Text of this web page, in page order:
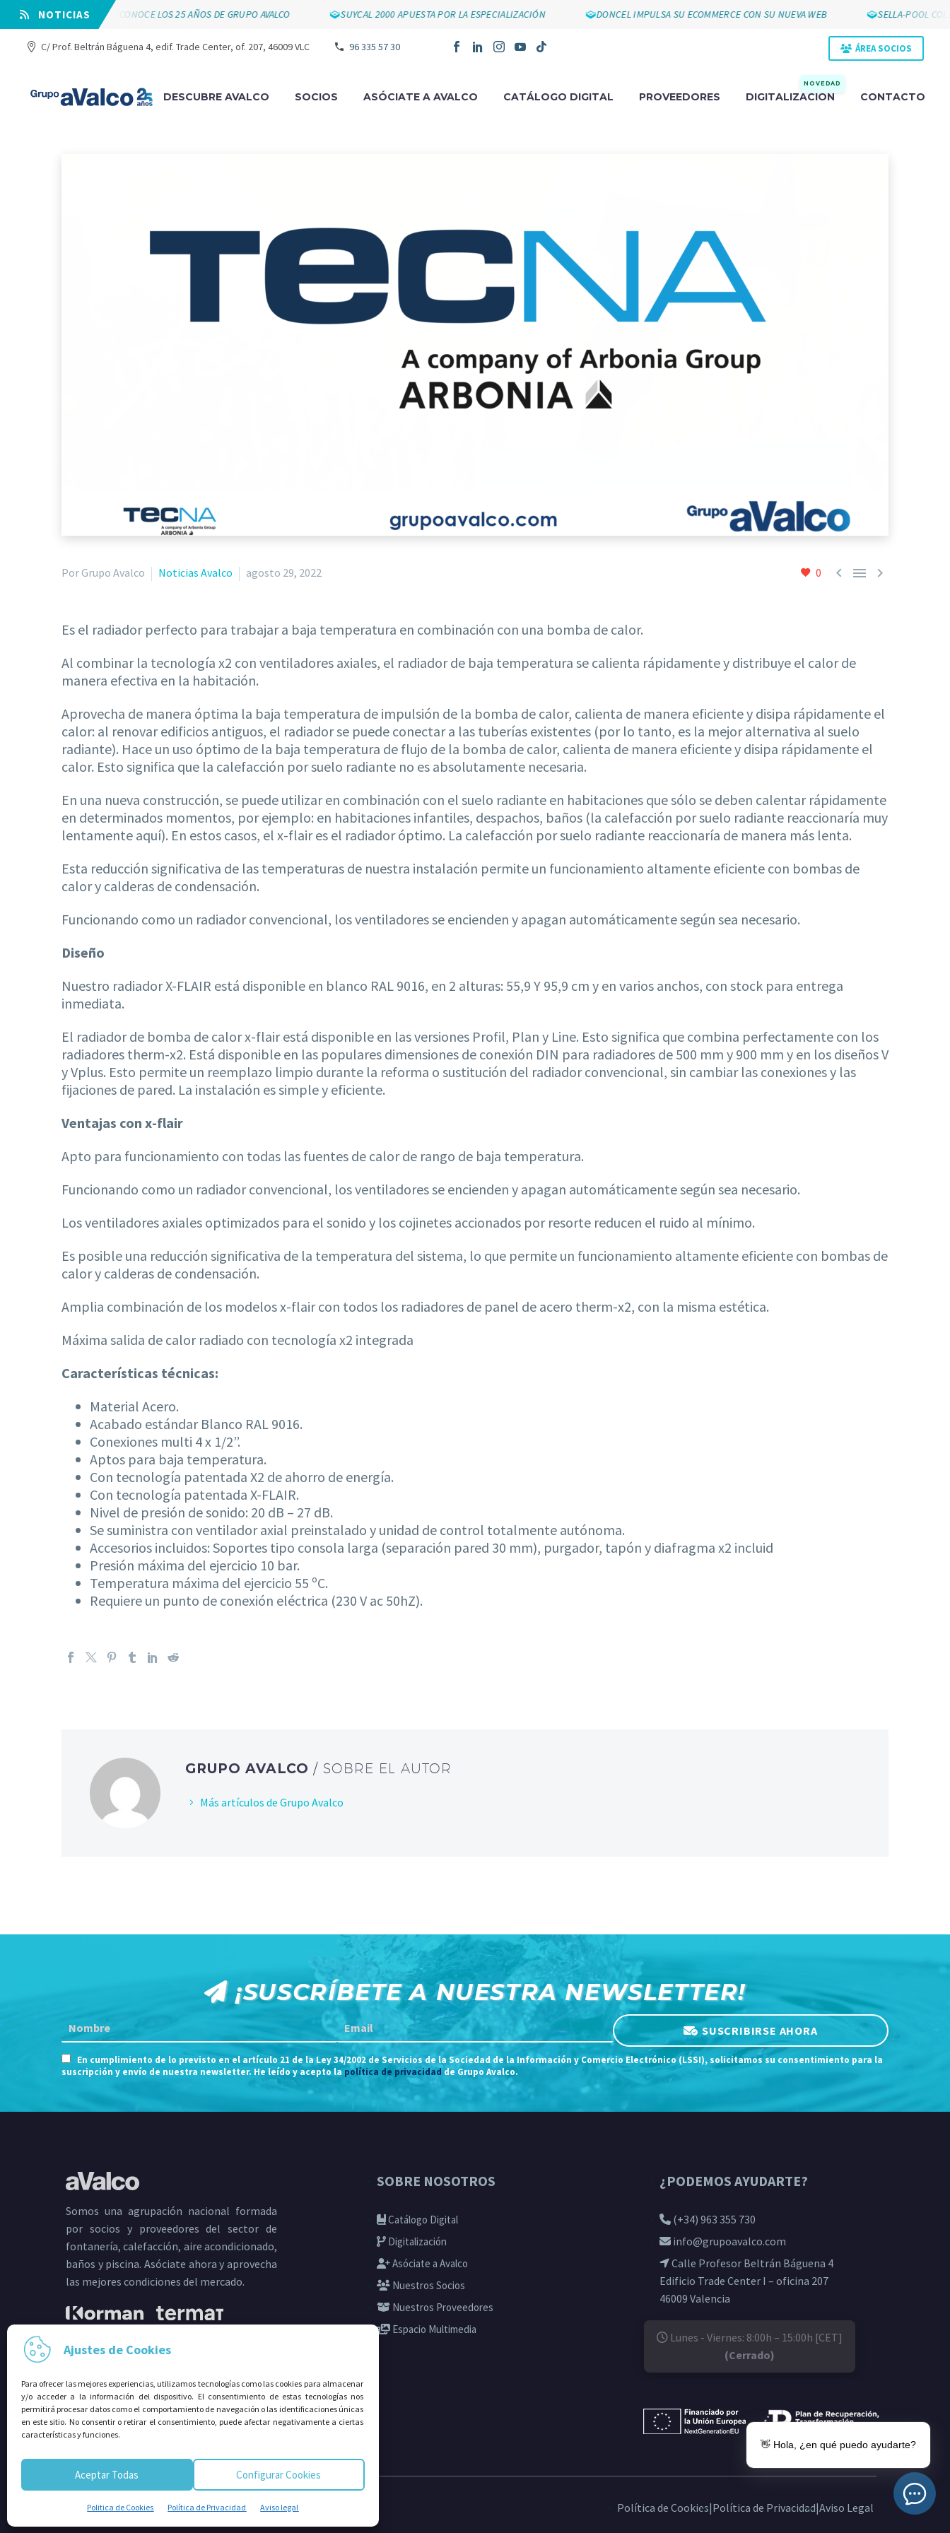
Ajustes de Cookies
Para ofrecer las mejores experiencias, utilizamos tecnologías como las cookies para almacenar
y/o acceder a la información del dispositivo. El consentimiento de estas tecnologías nos
permitirá procesar datos como el comportamiento de navegación o las identificaciones únicas
en este sitio. No consentir o retirar el consentimiento, puede afectar negativamente a ciertas
características y funciones.
Aceptar Todas Configurar Cookies
Politica de Cookies Política de Privacidad Aviso legal
⠀NOTICIAS
VÁLVULAS ARCO RECONOCE LOS 25 AÑOS DE GRUPO AVALCO SUYCAL 2000 APUESTA POR LA ESPECIALIZACIÓN DONCEL IMPULSA SU ECOMMERCE CON SU NUEVA WEB SELLA-POOL
C/ Prof. Beltrán Báguena 4, edif. Trade Center, of. 207, 46009 VLC 96 335 57 30 ÁREA SOCIOS
DESCUBRE AVALCO SOCIOS ASÓCIATE A AVALCO CATÁLOGO DIGITAL PROVEEDORES DIGITALIZACIÓN
NOVEDAD
CONTACTO
0   
Por Grupo Avalco Noticias Avalco agosto 29, 2022
Es el radiador perfecto para trabajar a baja temperatura en combinación con una bomba de calor.
Al combinar la tecnología x2 con ventiladores axiales, el radiador de baja temperatura se calienta rápidamente y distribuye el calor de
manera efectiva en la habitación.
Aprovecha de manera óptima la baja temperatura de impulsión de la bomba de calor, calienta de manera eficiente y disipa rápidamente el
calor: al renovar edificios antiguos, el radiador se puede conectar a las tuberías existentes (por lo tanto, es la mejor alternativa al suelo
radiante). Hace un uso óptimo de la baja temperatura de flujo de la bomba de calor, calienta de manera eficiente y disipa rápidamente el
calor. Esto significa que la calefacción por suelo radiante no es absolutamente necesaria.
En una nueva construcción, se puede utilizar en combinación con el suelo radiante en habitaciones que sólo se deben calentar rápidamente
en determinados momentos, por ejemplo: en habitaciones infantiles, despachos, baños (la calefacción por suelo radiante reaccionaría muy
lentamente aquí). En estos casos, el x-flair es el radiador óptimo. La calefacción por suelo radiante reaccionaría de manera más lenta.
Esta reducción significativa de las temperaturas de nuestra instalación permite un funcionamiento altamente eficiente con bombas de
calor y calderas de condensación.
Funcionando como un radiador convencional, los ventiladores se encienden y apagan automáticamente según sea necesario.
Diseño
Nuestro radiador X-FLAIR está disponible en blanco RAL 9016, en 2 alturas: 55,9 Y 95,9 cm y en varios anchos, con stock para entrega
inmediata.
El radiador de bomba de calor x-flair está disponible en las versiones Profil, Plan y Line. Esto significa que combina perfectamente con los
radiadores therm-x2. Está disponible en las populares dimensiones de conexión DIN para radiadores de 500 mm y 900 mm y en los diseños V
y Vplus. Esto permite un reemplazo limpio durante la reforma o sustitución del radiador convencional, sin cambiar las conexiones y las
fijaciones de pared. La instalación es simple y eficiente.
Ventajas con x-flair
Apto para funcionamiento con todas las fuentes de calor de rango de baja temperatura.
Funcionando como un radiador convencional, los ventiladores se encienden y apagan automáticamente según sea necesario.
Los ventiladores axiales optimizados para el sonido y los cojinetes accionados por resorte reducen el ruido al mínimo.
Es posible una reducción significativa de la temperatura del sistema, lo que permite un funcionamiento altamente eficiente con bombas de
calor y calderas de condensación.
Amplia combinación de los modelos x-flair con todos los radiadores de panel de acero therm-x2, con la misma estética.
Máxima salida de calor radiado con tecnología x2 integrada
Características técnicas:
Material Acero.
Acabado estándar Blanco RAL 9016.
Conexiones multi 4 x 1/2”.
Aptos para baja temperatura.
Con tecnología patentada X2 de ahorro de energía.
Con tecnología patentada X-FLAIR.
Nivel de presión de sonido: 20 dB – 27 dB.
Se suministra con ventilador axial preinstalado y unidad de control totalmente autónoma.
Accesorios incluidos: Soportes tipo consola larga (separación pared 30 mm), purgador, tapón y diafragma x2 incluid
Presión máxima del ejercicio 10 bar.
Temperatura máxima del ejercicio 55 ºC.
Requiere un punto de conexión eléctrica (230 V ac 50hZ).
GRUPO AVALCO/ SOBRE EL AUTOR
Más artículos de Grupo Avalco
¡SUSCRÍBETE A NUESTRA NEWSLETTER!
SUSCRIBIRSE AHORA
En cumplimiento de lo previsto en el artículo 21 de la Ley 34/2002 de Servicios de la Sociedad de la Información y Comercio Electrónico (LSSI), solicitamos su consentimiento para la
suscripción y envío de nuestra newsletter. He leído y acepto la política de privacidadde Grupo Avalco.
Somos una agrupación nacional formada
por socios y proveedores del sector de
fontanería, calefacción, aire acondicionado,
baños y piscina. Asóciate ahora y aprovecha
las mejores condiciones del mercado.
SOBRE NOSOTROS
Catálogo Digital
Digitalización
Asóciate a Avalco
Nuestros Socios
Nuestros Proveedores
Espacio Multimedia
¿PODEMOS AYUDARTE?
(+34) 963 355 730
info@grupoavalco.com
Calle Profesor Beltrán Báguena 4
Edificio Trade Center I – oficina 207
46009 Valencia
Lunes - Viernes: 8:00h – 15:00h [CET]
(Cerrado)
SÍGUENOS EN:
© 2026⠀Grupo Avalco®. Todos los derechos reservados. Política de Cookies|Política de Privacidad|Aviso Legal
👋 Hola, ¿en qué puedo ayudarte?